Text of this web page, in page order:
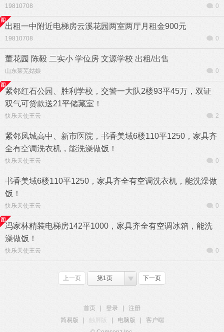
19810708 0
出租一中附近电梯房云溪花园两室两厅月租金900元
19810708 0
董花园 陈毅 二实小 学位房 文源学校 出租/出售
山东莱芜姑娘 0
紧邻红石公园、胜利学校，交警一大队2楼93平45万，双证
双气可贷款送21平储藏室！
快乐天使王云 2
紧邻凤城高中、新市医院，书香美域6楼110平1250，家具齐
全有空调洗衣机，能洗澡做饭！
快乐天使王云 0
书香美域6楼110平1250，家具齐全有空调洗衣机，能洗澡做
饭！
快乐天使王云 0
冯家林精装电梯房142平1000，家具齐全有空调冰箱，能洗
澡做饭！
快乐天使王云 0
上一页 第1页 下一页
首页 登录
注册
简易版
触屏版 电脑版
客户端